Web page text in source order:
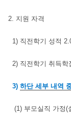
2. 지원 자격
1) 직전학기 성적
2) 직전학기 취득학
3) 하단 세부 내역
(1) 부모실직 가정(